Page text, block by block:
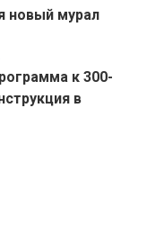
новый мурал
к 300-
в